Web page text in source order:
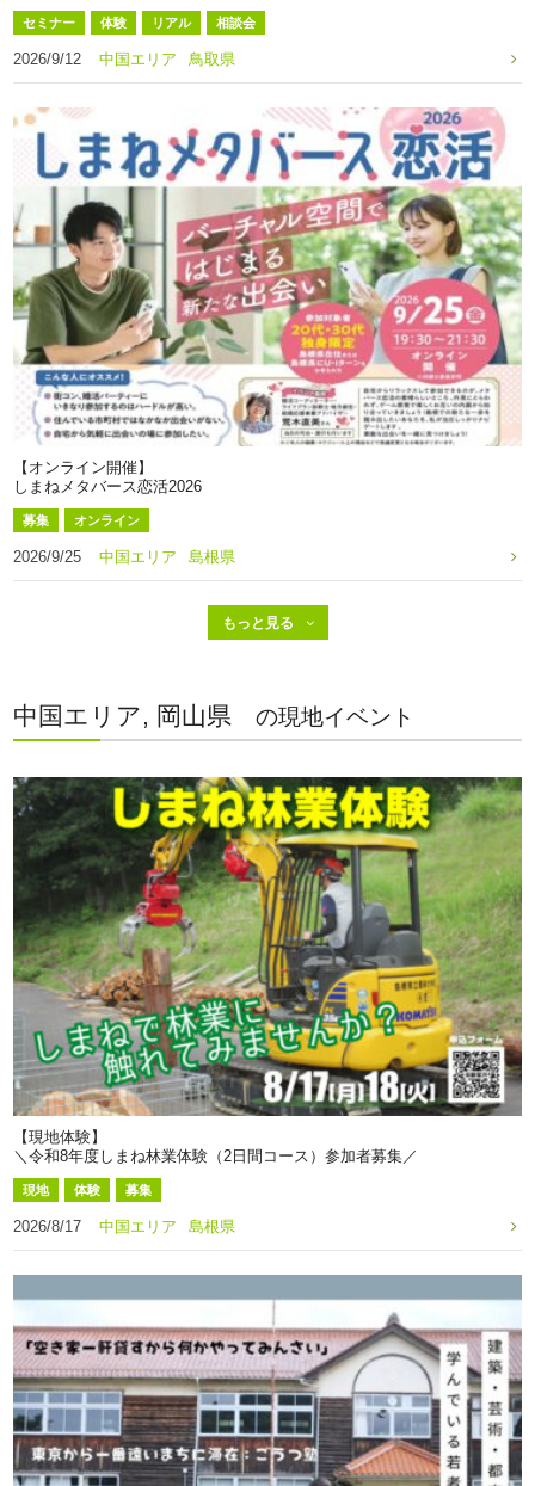
セミナー 体験 リアル 相談会
2026/9/12 中国エリア 鳥取県
【オンライン開催】
しまねメタバース恋活2026
募集 オンライン
2026/9/25 中国エリア 島根県
中国エリア, 岡山県 の現地イベント
【現地体験】
＼令和8年度しまね林業体験（2日間コース）参加者募集／
現地 体験 募集
2026/8/17 中国エリア 島根県